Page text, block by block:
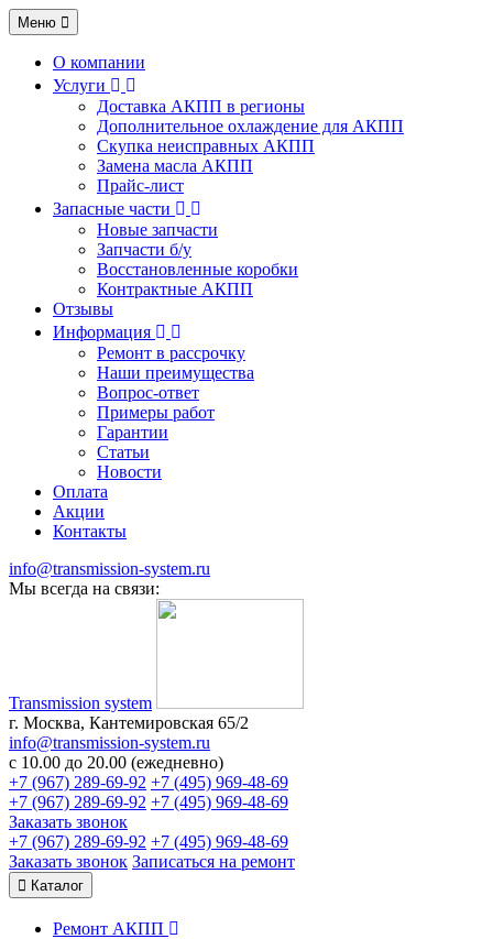
Меню
О компании
Услуги
Доставка АКПП в регионы
Дополнительное охлаждение для АКПП
Скупка неисправных АКПП
Замена масла АКПП
Прайс-лист
Запасные части
Новые запчасти
Запчасти б/у
Восстановленные коробки
Контрактные АКПП
Отзывы
Информация
Ремонт в рассрочку
Наши преимущества
Вопрос-ответ
Примеры работ
Гарантии
Статьи
Новости
Оплата
Акции
Контакты
info@transmission-system.ru
Мы всегда на связи:
Transmission system
г. Москва, Кантемировская 65/2
info@transmission-system.ru
с 10.00 до 20.00 (ежедневно)
+7 (967) 289-69-92 +7 (495) 969-48-69
+7 (967) 289-69-92 +7 (495) 969-48-69
Заказать звонок
+7 (967) 289-69-92 +7 (495) 969-48-69
Заказать звонок Записаться на ремонт
Каталог
Ремонт АКПП